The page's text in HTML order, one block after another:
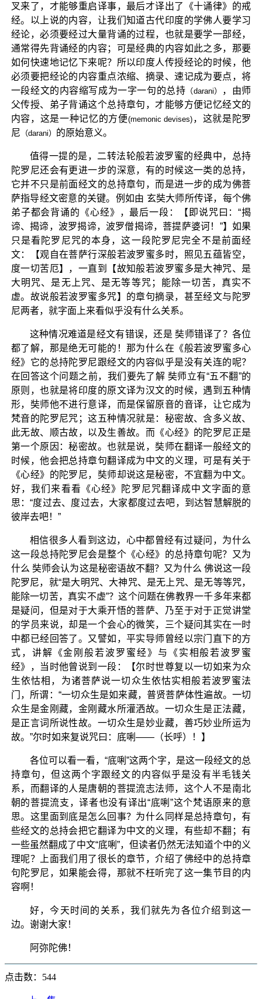
叉来了，才能够重启译事，最后才译出了《十诵律》的戒
经。以上说的内容，让我们知道古代印度的学佛人要学习
经论，必须要经过大量背诵的过程，也就是要学一部经，
通常得先背诵经的内容；可是经典的内容如此之多，那要
如何快速地记忆下来呢？所以印度人传授经论的时候，他
必须要把经论的内容重点浓缩、摘录、速记成为要点，将
一段经文的内容缩写成为一字一句的总持 （darani）
，由师
父传授、弟子背诵这个总持章句，才能够方便记忆经文的
内容，这是一种记忆的方便(memonic devises) ，这就是陀罗
尼 （darani） 的原始意义。
值得一提的是，二转法轮般若波罗蜜的经典中，总持
陀罗尼还会有更进一步的深意，有的时候这一类的总持，
它并不只是前面经文的总持章句，而是进一步的成为佛菩
萨指导经文密意的关键。例如由 玄奘大师所传译，每个佛
弟子都会背诵的《心经》，最后一段：【即说咒曰：“揭
谛、揭谛，波罗揭谛，波罗僧揭谛，菩提萨婆诃！”】如果
只是看陀罗尼咒的本身，这一段陀罗尼完全不是前面经
文：【观自在菩萨行深般若波罗蜜多时，照见五蕴皆空，
度一切苦厄】，一直到【故知般若波罗蜜多是大神咒、是
大明咒、是无上咒、是无等等咒；能除一切苦，真实不
虚。故说般若波罗蜜多咒】的章句摘录，甚至经文与陀罗
尼两者，就字面上来看似乎没有什么关系。
这种情况难道是经文有错误，还是 奘师错译了？各位
都了解，那是绝无可能的！那为什么在《般若波罗蜜多心
经》它的总持陀罗尼跟经文的内容似乎是没有关连的呢？
在回答这个问题之前，我们要先了解 奘师立有“五不翻”的
原则，也就是将印度的原文译为汉文的时候，遇到五种情
形，奘师他不进行意译，而是保留原音的音译，让它成为
梵音的陀罗尼咒；这五种情况就是：秘密故、含多义故、
此无故、顺古故，以及生善故。而《心经》的陀罗尼正是
第一个原因：秘密故。也就是说，奘师在翻译一般经文的
时候，他会把总持章句翻译成为中文的义理，可是有关于
《心经》的陀罗尼，奘师却说这是秘密，不宜翻为中文。
好，我们来看看《心经》陀罗尼咒翻译成中文字面的意
思：“度过去、度过去，大家都度过去吧，到达智慧解脱的
彼岸去吧！”
相信很多人看到这边，心中都曾经有过疑问，为什么
这一段总持陀罗尼会是整个《心经》的总持章句呢？又为
什么 奘师会认为这是秘密语故不翻？又为什么 佛说这一段
陀罗尼，就“是大明咒、大神咒、是无上咒、是无等等咒，
能除一切苦，真实不虚”？这个问题在佛教界一千多年来都
是疑问，但是对于大乘开悟的菩萨、乃至于对于正觉讲堂
的学员来说，却是一个会心的微笑，三个疑问其实在一时
中都已经回答了。又譬如，平实导师曾经以宗门直下的方
式，讲解《金刚般若波罗蜜经》与《实相般若波罗蜜
经》，当时他曾说到一段：【尔时世尊复以一切如来为众
生依怙相，为诸菩萨说一切众生依怙实相般若波罗蜜法
门，所谓：“一切众生是如来藏，普贤菩萨体性遍故。一切
众生是金刚藏，金刚藏水所灌洒故。一切众生是正法藏，
是正言词所说性故。一切众生是妙业藏，善巧妙业所运为
故。”尔时如来复说咒曰：底唎——（长呼）！】
各位可以看一看，“底唎”这两个字，是这一段经文的总
持章句，但这两个字跟经文的内容似乎是没有半毛钱关
系，而翻译的人是唐朝的菩提流志法师，这个人不是南北
朝的菩提流支，译者也没有译出“底唎”这个梵语原来的意
思。这里面到底是怎么回事？为什么同样是总持章句，有
些经文的总持会把它翻译为中文的义理，有些却不翻；有
一些虽然翻成了中文“底唎”，但读者仍然无法知道个中的义
理呢？上面我们用了很长的章节，介绍了佛经中的总持章
句陀罗尼，如果能会得，那就不枉听完了这一集节目的内
容啊！
好，今天时间的关系，我们就先为各位介绍到这一
边。谢谢大家！
阿弥陀佛！
点击数：544